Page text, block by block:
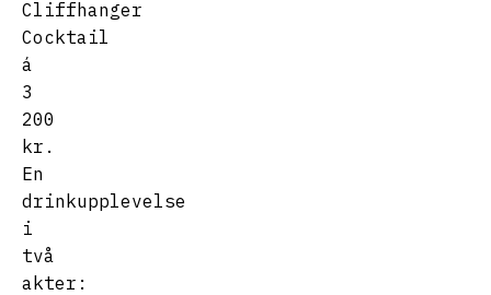
Cliffhanger
Cocktail
á
3
200
kr.
En
drinkupplevelse
i
två
akter: